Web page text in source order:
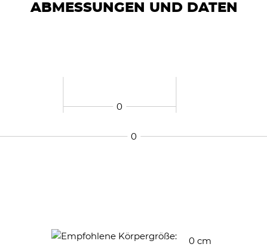
ABMESSUNGEN UND DATEN
0
0
0 cm